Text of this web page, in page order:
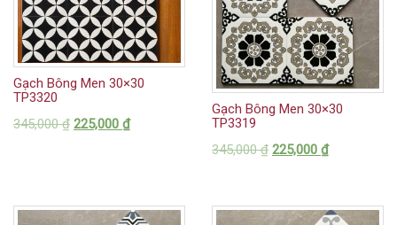
Gạch Bông Men 30×30
TP3320
345,000₫ 225,000 ₫
Gạch Bông Men 30×30
TP3319
345,000₫ 225,000 ₫